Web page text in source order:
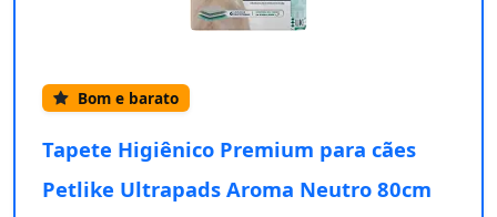
Bom e barato
Tapete Higiênico Premium para cães
Petlike Ultrapads Aroma Neutro 80cm